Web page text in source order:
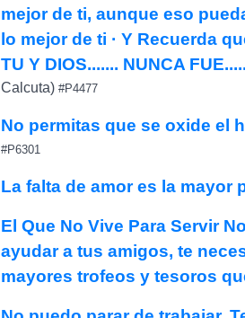
mejor de ti, aunque eso
lo mejor de ti · Y Recuerda
TU Y DIOS....... NUNCA
Calcuta) #P4477
No permitas que se oxide el
#P6301
La falta de amor es la mayor
El Que No Vive Para Servir
ayudar a tus amigos, te
mayores trofeos y tesoros